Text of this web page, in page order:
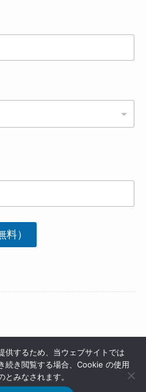
）
供するため、当ウェブサイトでは
続き閲覧する場合、Cookie の使用
とみなされます。